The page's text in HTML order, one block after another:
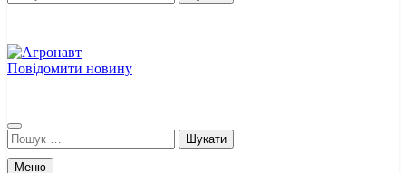
Повідомити новину
Пошук:
Меню